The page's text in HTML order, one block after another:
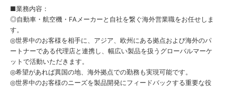
■業務内容：
◎自動車・航空機・FAメーカーと自社を繋ぐ海外営業職をお任せしま
す。
◎世界中のお客様を相手に、アジア、欧州にある拠点および海外のパ
ートナーである代理店と連携し、幅広い製品を扱うグローバルマーケ
ットで活動いただきます。
◎希望があれば異国の地、海外拠点での勤務も実現可能です。
◎世界中のお客様のニーズを製品開発にフィードバックする重要な役